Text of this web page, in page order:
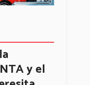
y el